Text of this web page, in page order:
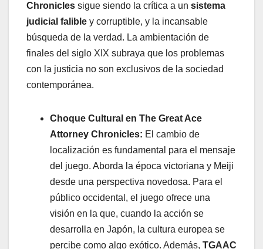
Chronicles sigue siendo la crítica a un sistema
judicial falible y corruptible, y la incansable
búsqueda de la verdad. La ambientación de
finales del siglo XIX subraya que los problemas
con la justicia no son exclusivos de la sociedad
contemporánea.
Choque Cultural en The Great Ace
Attorney Chronicles: El cambio de
localización es fundamental para el mensaje
del juego. Aborda la época victoriana y Meiji
desde una perspectiva novedosa. Para el
público occidental, el juego ofrece una
visión en la que, cuando la acción se
desarrolla en Japón, la cultura europea se
percibe como algo exótico. Además, TGAAC